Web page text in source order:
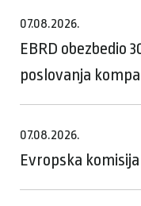
07.08.2026.
EBRD obezbedio
poslovanja
07.08.2026.
Evropska